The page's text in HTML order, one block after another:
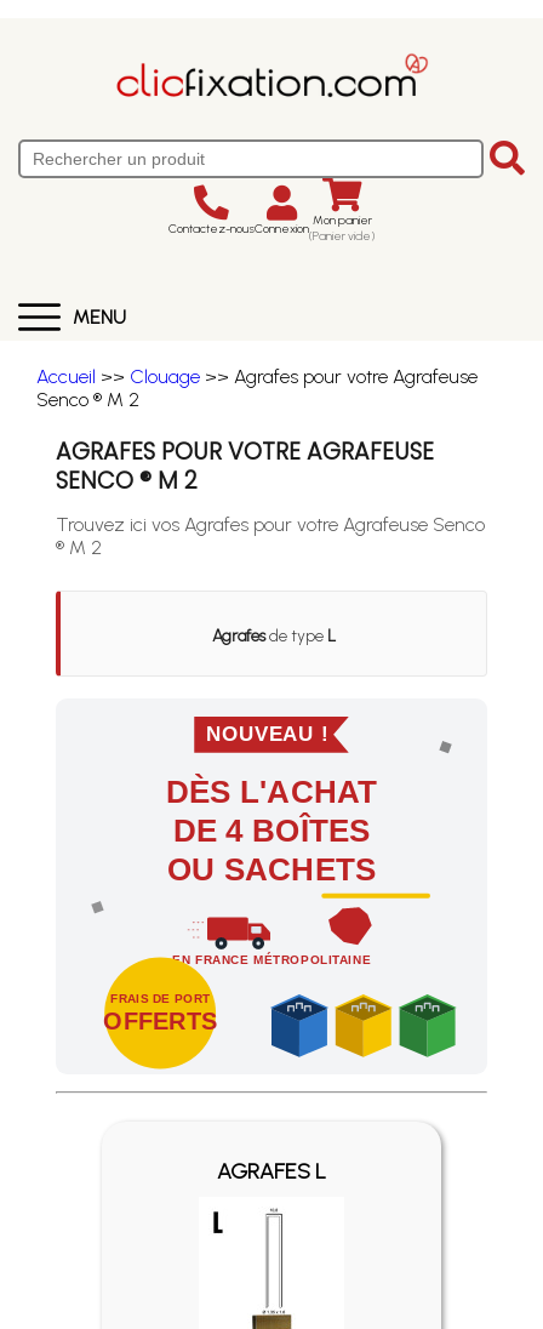
Contactez-nousConnexion Mon panier
(Panier vide)
MENU
Accueil >> Clouage >> Agrafes pour votre Agrafeuse
Senco ® M 2
AGRAFES POUR VOTRE AGRAFEUSE
SENCO ® M 2
Trouvez ici vos Agrafes pour votre Agrafeuse Senco
® M 2
Agrafesde type L
NOUVEAU !
DÈS L'ACHAT
DE 4 BOÎTES
OU SACHETS
EN FRANCE MÉTROPOLITAINE
FRAIS DE PORT
OFFERTS
Profitez des Frais de port offerts en France
AGRAFES L